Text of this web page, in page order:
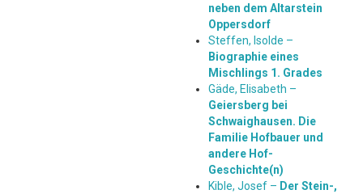
neben dem Altarstein
Oppersdorf
Steffen, Isolde –
Biographie eines
Mischlings 1. Grades
Gäde, Elisabeth –
Geiersberg bei
Schwaighausen. Die
Familie Hofbauer und
andere Hof-
Geschichte(n)
Kible, Josef – Der Stein-,